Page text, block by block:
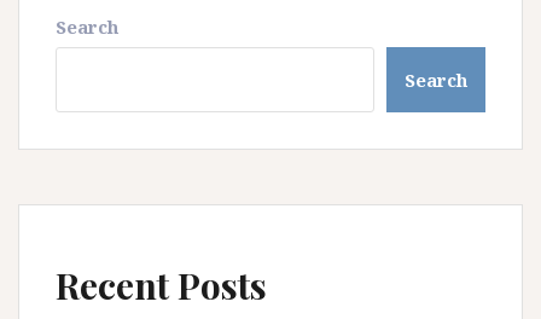
Search
Search
Recent Posts